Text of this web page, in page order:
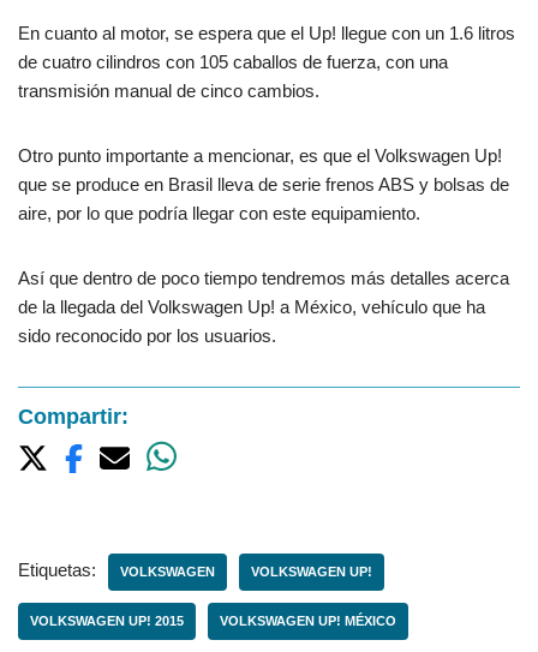
En cuanto al motor, se espera que el Up! llegue con un 1.6 litros
de cuatro cilindros con 105 caballos de fuerza, con una
transmisión manual de cinco cambios.
Otro punto importante a mencionar, es que el Volkswagen Up!
que se produce en Brasil lleva de serie frenos ABS y bolsas de
aire, por lo que podría llegar con este equipamiento.
Así que dentro de poco tiempo tendremos más detalles acerca
de la llegada del Volkswagen Up! a México, vehículo que ha
sido reconocido por los usuarios.
Compartir:
Etiquetas: VOLKSWAGEN VOLKSWAGEN UP!
VOLKSWAGEN UP! 2015 VOLKSWAGEN UP! MÉXICO